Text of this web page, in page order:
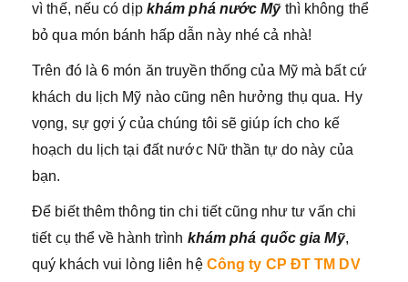
vì thế, nếu có dịp khám phá nước Mỹthì không thể
bỏ qua món bánh hấp dẫn này nhé cả nhà!
Trên đó là 6 món ăn truyền thống của Mỹ mà bất cứ
khách du lịch Mỹ nào cũng nên hưởng thụ qua. Hy
vọng, sự gợi ý của chúng tôi sẽ giúp ích cho kế
hoạch du lịch tại đất nước Nữ thần tự do này của
bạn.
Để biết thêm thông tin chi tiết cũng như tư vấn chi
tiết cụ thể về hành trình khám phá quốc gia Mỹ,
quý khách vui lòng liên hệ Công ty CP ĐT TM DV